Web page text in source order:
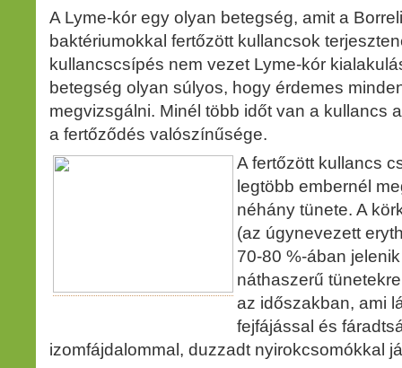
A Lyme-kór egy olyan betegség, amit a
baktériumokkal fertőzött kullancsok
kullancscsípés nem vezet Lyme-kór
betegség olyan súlyos, hogy érdemes
megvizsgálni. Minél több időt van a kullancs
a fertőződés valószínűsége.
A fertőzött kullancs
legtöbb embernél
néhány tünete. A
(az úgynevezett
70-80 %-ában
náthaszerű
az időszakban, ami
fejfájással és
izomfájdalommal, duzzadt nyirokcsomókkal